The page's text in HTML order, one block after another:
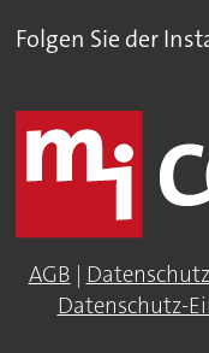
Folgen Sie der
AGB Datenschutz
Datenschutz-